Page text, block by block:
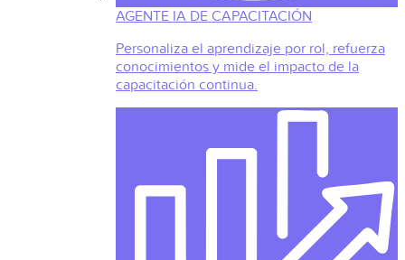
AGENTE IA DE CAPACITACIÓN
Personaliza el aprendizaje por rol, refuerza
conocimientos y mide el impacto de la
capacitación continua.